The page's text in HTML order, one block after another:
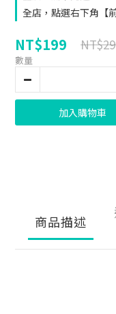
全店，點選右下角【
NT$199
數量
加入購物車
商品描述